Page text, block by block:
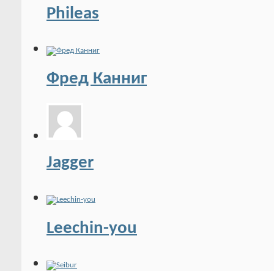
Phileas
Фред Канниг
Jagger
Leechin-you